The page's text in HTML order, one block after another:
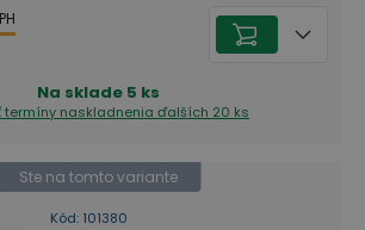
Na sklade 5 ks
termíny naskladnenia ďalších 20 ks
Kód: 101380
Ste na tomto variante